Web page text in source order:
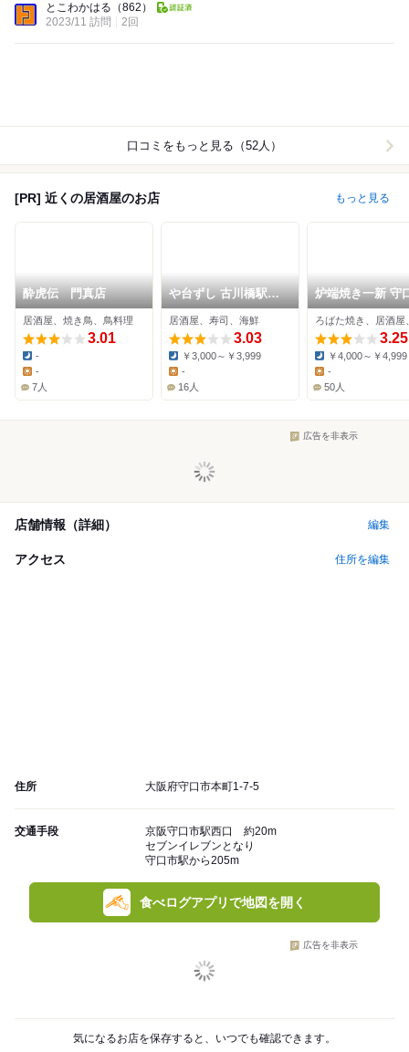
とこわかはる （862）
2023/11 訪問
2回
口コミをもっと見る（52人）
[PR] 近くの居酒屋のお店 もっと見る
酔虎伝 門真店
居酒屋、焼き鳥、鳥料理
3.01
Dinner:
-
Lunch:
-
7人
や台ずし 古川橋駅前
町
居酒屋、寿司、海鮮
3.03
Dinner:
￥3,000～￥3,999
Lunch:
-
16人
炉端焼き一新 守
ろばた焼き、居酒屋
3.25
Dinner:
￥4,000～￥4,999
Lunch:
-
50人
広告を非表示
店舗情報（詳細） 編集
アクセス 住所を編集
住所 大阪府守口市本町1-7-5
交通手段
京阪守口市駅西口 約20m
セブンイレブンとなり
守口市駅から205m
食べログアプリで地図を開く
広告を非表示
気になるお店を保存すると、いつでも確認できます。